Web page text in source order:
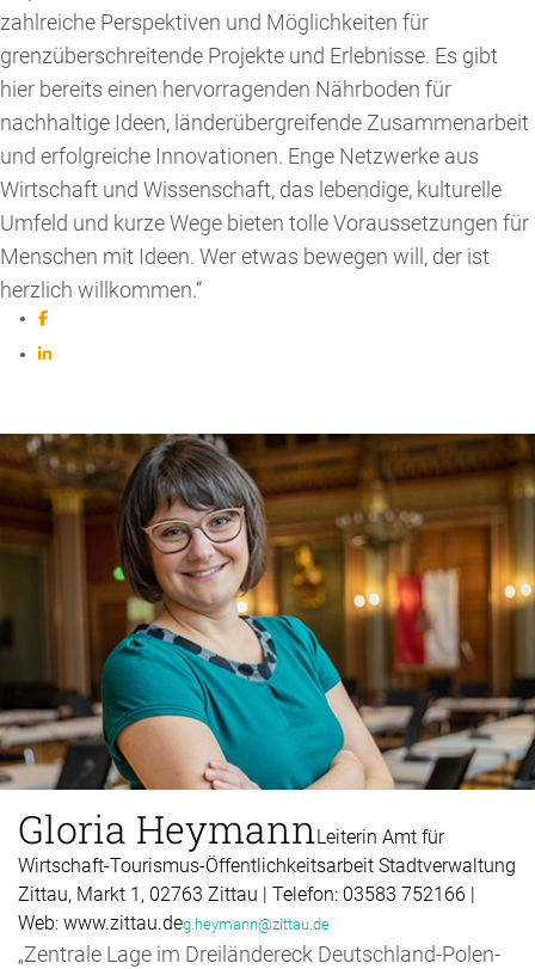
zahlreiche Perspektiven und Möglichkeiten für
grenzüberschreitende Projekte und Erlebnisse. Es gibt
hier bereits einen hervorragenden Nährboden für
nachhaltige Ideen, länderübergreifende Zusammenarbeit
und erfolgreiche Innovationen. Enge Netzwerke aus
Wirtschaft und Wissenschaft, das lebendige, kulturelle
Umfeld und kurze Wege bieten tolle Voraussetzungen für
Menschen mit Ideen. Wer etwas bewegen will, der ist
herzlich willkommen.“
Gloria HeymannLeiterin Amt für
Wirtschaft-Tourismus-Öffentlichkeitsarbeit Stadtverwaltung
Zittau, Markt 1, 02763 Zittau | Telefon: 03583 752166 |
Web: www.zittau.deg.heymann@zittau.de
„Zentrale Lage im Dreiländereck Deutschland-Polen-